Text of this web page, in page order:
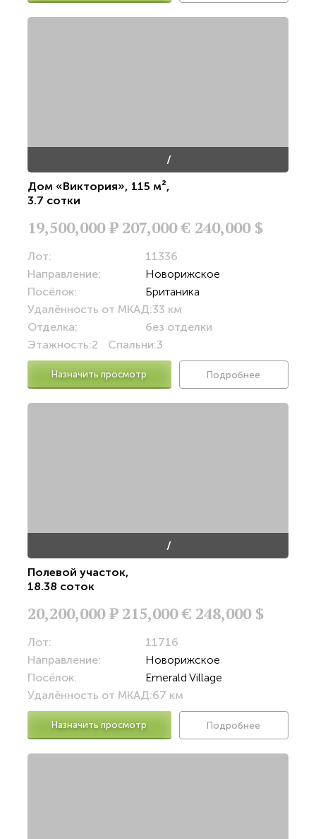
/
Дом «Виктория», 115 м²,
3.7 сотки
19,500,000Р 207,000 € 240,000 $
Лот:
11336
Направление:
Новорижское
Посёлок:
Британика
Удалённость от МКАД:33 км
Отделка:
без отделки
Этажность:2 Спальни:3
Назначить просмотр Подробнее
/
Полевой участок,
18.38 соток
20,200,000Р 215,000 € 248,000 $
Лот:
11716
Направление:
Новорижское
Посёлок:
Emerald Village
Удалённость от МКАД:67 км
Назначить просмотр Подробнее